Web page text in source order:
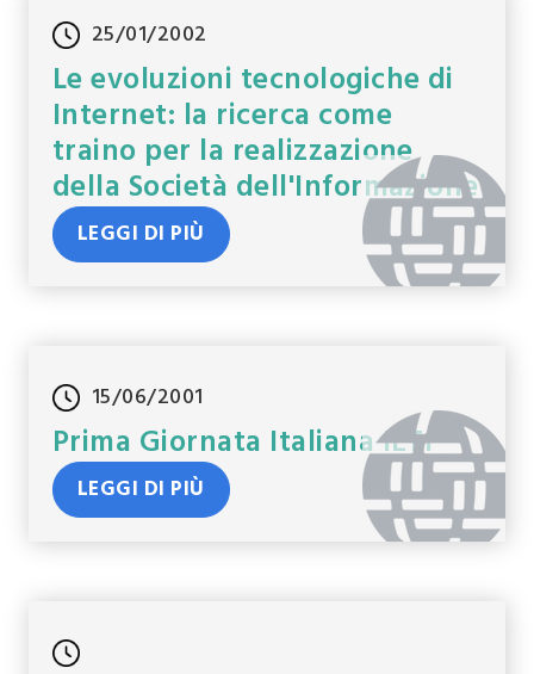
25/01/2002
Le evoluzioni tecnologiche di
Internet: la ricerca come
traino per la realizzazione
della Società dell'Informazione
LEGGI DI PIÙ
15/06/2001
Prima Giornata Italiana IETF
LEGGI DI PIÙ